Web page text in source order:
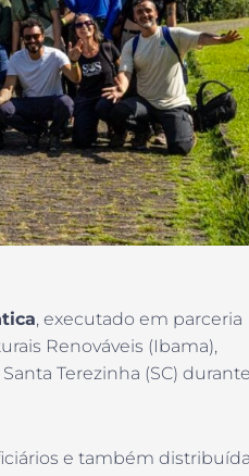
, executado em parceria
Renováveis (Ibama),
Terezinha (SC) durante
e também